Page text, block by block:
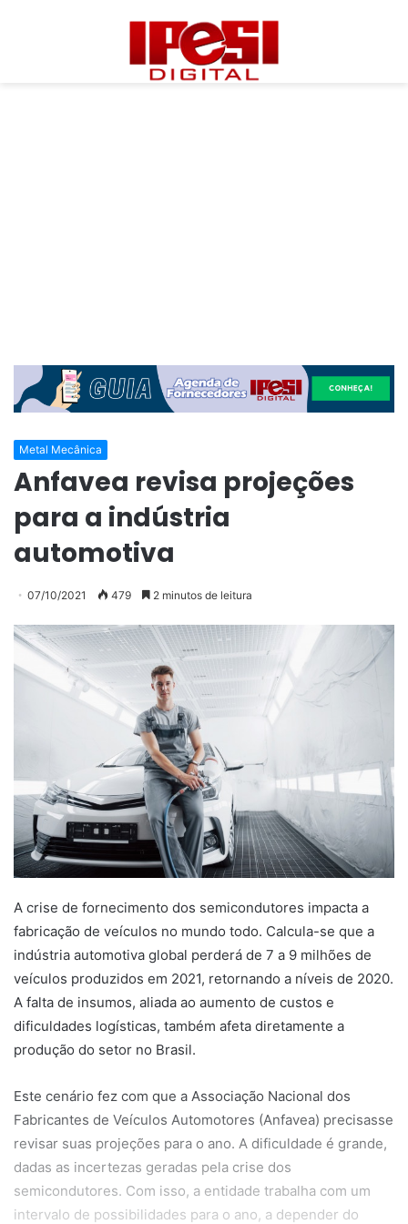
Metal Mecânica
Anfavea revisa projeções
para a indústria
automotiva
07/10/2021 479 2 minutos de leitura
A crise de fornecimento dos semicondutores impacta a
fabricação de veículos no mundo todo. Calcula-se que a
indústria automotiva global perderá de 7 a 9 milhões de
veículos produzidos em 2021, retornando a níveis de 2020.
A falta de insumos, aliada ao aumento de custos e
dificuldades logísticas, também afeta diretamente a
produção do setor no Brasil.
Este cenário fez com que a Associação Nacional dos
Fabricantes de Veículos Automotores (Anfavea) precisasse
revisar suas projeções para o ano. A dificuldade é grande,
dadas as incertezas geradas pela crise dos
semicondutores. Com isso, a entidade trabalha com um
intervalo de possibilidades para o ano, a depender do